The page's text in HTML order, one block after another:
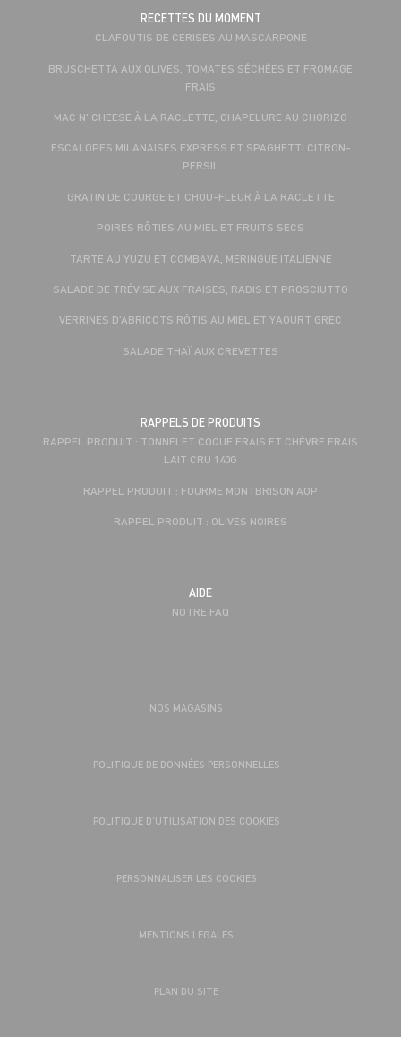
RECETTES DU MOMENT
CLAFOUTIS DE CERISES AU MASCARPONE
BRUSCHETTA AUX OLIVES, TOMATES SÉCHÉES ET FROMAGE
FRAIS
MAC N' CHEESE À LA RACLETTE, CHAPELURE AU CHORIZO
ESCALOPES MILANAISES EXPRESS ET SPAGHETTI CITRON-
PERSIL
GRATIN DE COURGE ET CHOU-FLEUR À LA RACLETTE
POIRES RÔTIES AU MIEL ET FRUITS SECS
TARTE AU YUZU ET COMBAVA, MERINGUE ITALIENNE
SALADE DE TRÉVISE AUX FRAISES, RADIS ET PROSCIUTTO
VERRINES D’ABRICOTS RÔTIS AU MIEL ET YAOURT GREC
SALADE THAÏ AUX CREVETTES
RAPPELS DE PRODUITS
RAPPEL PRODUIT : TONNELET COQUE FRAIS ET CHÈVRE FRAIS
LAIT CRU 140G
RAPPEL PRODUIT : FOURME MONTBRISON AOP
RAPPEL PRODUIT : OLIVES NOIRES
AIDE
NOTRE FAQ
NOS MAGASINS
POLITIQUE DE DONNÉES PERSONNELLES
POLITIQUE D’UTILISATION DES COOKIES
PERSONNALISER LES COOKIES
MENTIONS LÉGALES
PLAN DU SITE